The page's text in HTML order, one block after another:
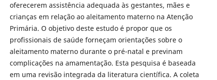
oferecerem assistência adequada às gestantes, mães e
crianças em relação ao aleitamento materno na Atenção
Primária. O objetivo deste estudo é propor que os
profissionais de saúde forneçam orientações sobre o
aleitamento materno durante o pré-natal e previnam
complicações na amamentação. Esta pesquisa é baseada
em uma revisão integrada da literatura científica. A coleta